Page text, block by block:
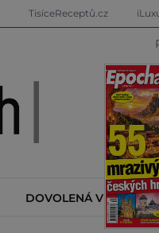
TisíceReceptů.cz
DOVOLENÁ V